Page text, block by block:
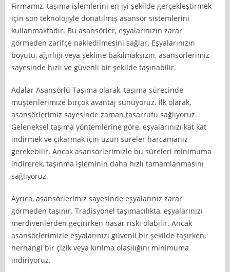
Firmamız, taşıma işlemlerini en iyi şekilde gerçekleştirmek
için son teknolojiyle donatılmış asansör sistemlerini
kullanmaktadır. Bu asansörler, eşyalarınızın zarar
görmeden zarifçe nakledilmesini sağlar. Eşyalarınızın
boyutu, ağırlığı veya şekline bakılmaksızın, asansörlerimiz
sayesinde hızlı ve güvenli bir şekilde taşınabilir.
Adalar Asansörlü Taşıma olarak, taşıma sürecinde
müşterilerimize birçok avantaj sunuyoruz. İlk olarak,
asansörlerimiz sayesinde zaman tasarrufu sağlıyoruz.
Geleneksel taşıma yöntemlerine göre, eşyalarınızı kat kat
indirmek ve çıkarmak için uzun süreler harcamanız
gerekebilir. Ancak asansörlerimizle bu süreleri minimuma
indirerek, taşınma işleminin daha hızlı tamamlanmasını
sağlıyoruz.
Ayrıca, asansörlerimiz sayesinde eşyalarınız zarar
görmeden taşınır. Tradisyonel taşımacılıkta, eşyalarınızı
merdivenlerden geçirirken hasar riski olabilir. Ancak
asansörlerimizle eşyalarınızı güvenli bir şekilde taşırken,
herhangi bir çizik veya kırılma olasılığını minimuma
indiriyoruz.